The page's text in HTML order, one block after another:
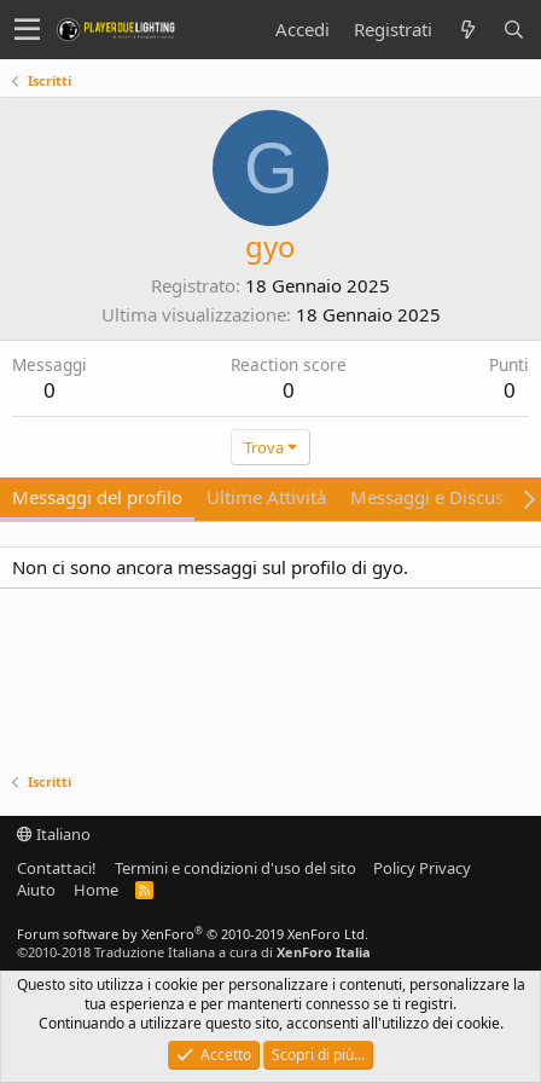
Accedi Registrati
Iscritti
G
gyo
Registrato 18 Gennaio 2025
Ultima visualizzazione 18 Gennaio 2025
Messaggi
0
Reaction score
0
Punti
0
Trova
Messaggi del profilo Ultime Attività Messaggi e
Non ci sono ancora messaggi sul profilo di gyo.
Iscritti
Italiano
Contattaci!
Termini e condizioni d'uso del sito
Policy Privacy
Aiuto
Home
R
Forum software by XenForo® © 2010-2019 XenForo Ltd.
©2010-2018 Traduzione Italiana a cura di XenForo Italia
Questo sito utilizza i cookie per personalizzare i contenuti, personalizzare la
tua esperienza e per mantenerti connesso se ti registri.
Continuando a utilizzare questo sito, acconsenti all'utilizzo dei cookie.
Accetto
Scopri di più…